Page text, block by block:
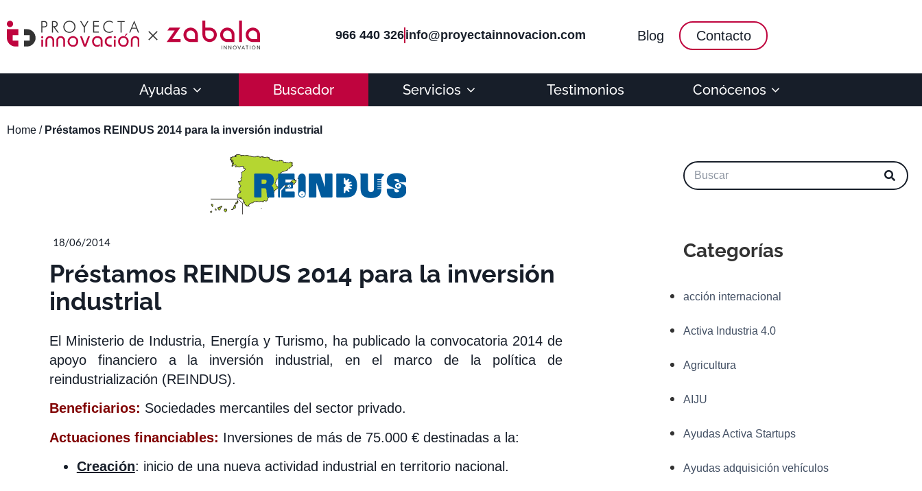
966 440 326info@proyectainnovacion.com Blog Contacto
Ayudas Buscador Servicios Testimonios Conócenos
Home / Préstamos REINDUS 2014 para la inversión industrial
18/06/2014
Préstamos REINDUS 2014 para la inversión
industrial
El Ministerio de Industria, Energía y Turismo, ha publicado la convocatoria 2014 de
apoyo financiero a la inversión industrial, en el marco de la política de
reindustrialización (REINDUS).
Beneficiarios: Sociedades mercantiles del sector privado.
Actuaciones financiables: Inversiones de más de 75.000 € destinadas a la:
Creación: inicio de una nueva actividad industrial en territorio nacional.
Categorías
acción internacional
Activa Industria 4.0
Agricultura
AIJU
Ayudas Activa Startups
Ayudas adquisición vehículos